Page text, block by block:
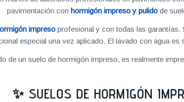
pavimentación con hormigón impreso y pulidode
impresoprofesional y con todas las garantías.
especial una vez aplicado. El lavado con agua
de un suelo de hormigón impreso, es realmente
✨ SUELOS DE HORMIGÓN